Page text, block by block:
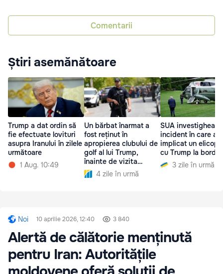
Comentarii
Știri asemănătoare
Trump a dat ordin să
fie efectuate lovituri
asupra Iranului în zilele
următoare
1 Aug. 10:49
Un bărbat înarmat a
fost reținut în
apropierea clubului de
golf al lui Trump,
înainte de vizita
președintelui
4 zile în urmă
SUA
incident în care a
implicat un
cu Trump la bord
3 zile în urmă
Noi 10 aprilie 2026, 12:40 3 840
Alertă de călătorie menținută
pentru Iran: Autoritățile